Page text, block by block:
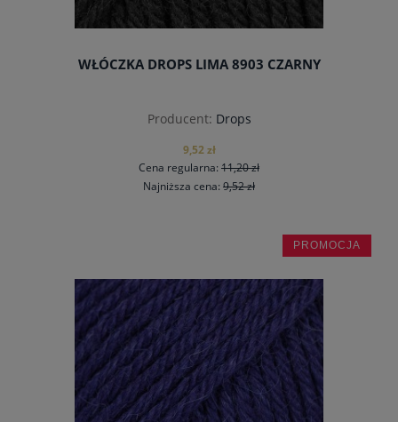
WŁÓCZKA DROPS LIMA 8903 CZARNY
Producent: Drops
9,52 zł
Cena regularna: 11,20 zł
Najniższa cena: 9,52 zł
do koszyka
PROMOCJA